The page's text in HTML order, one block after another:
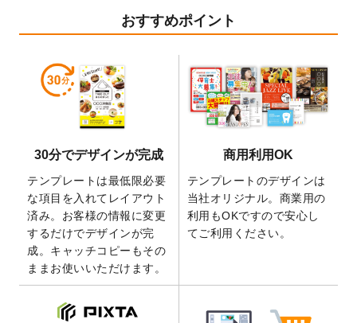
業効率を上げる便利な操作方法3選！
開いたしました。
暑中見舞いのデザインテンプレート
しました。
2026/5/28
【新商品】マグネットステッカーが作成で
きるようになりました！
の全4ステップを解説！」を公開いたしまし
た。
2026/4/23
コラム「 画像の配置・差し替え・トリミン
グ」「テンプレート間でパーツを流用する
方法」を公開いたしました。
2026/4/21
アクリルキーホルダーのデザインテンプレ
ート を追加いたしました。
りました！
おすすめポイント
30分でデザインが完成
テンプレートは最低限必要
な項目を入れてレイアウト
済み。お客様の情報に変更
するだけでデザインが完
成。キャッチコピーもその
ままお使いいただけます。
商用利用OK
テンプレートのデザインは
当社オリジナル。商業用の
利用もOKですので安心し
てご利用ください。